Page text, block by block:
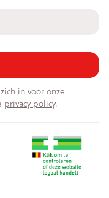
in voor onze
privacy policy.